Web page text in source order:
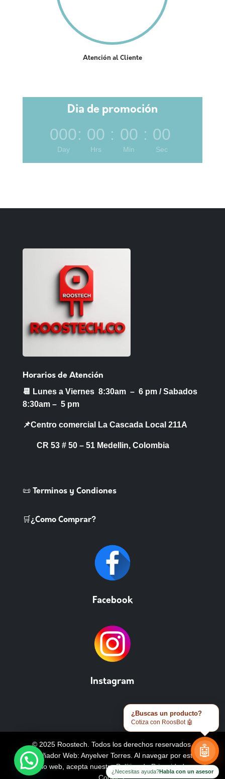
Atención al Cliente
Dia de promoción
000
Day
: 00
Hrs
: 00
Min
: 00
Sec
Horarios de Atención
📆 Lunes a Viernes 8:30am – 6 pm /Sabados
8:30am – 5 pm
📌Centro comercial La Cascada Local 211A
CR 53 # 50 – 51 Medellin, Colombia
📜 Terminos y Condiones
🛒¿Como Comprar?
Facebook
Instagram
© 2025 Roostech. Todos los derechos reservados.
Diseñador Web: Anyelver Torres . Al navegar por este
sitio web, acepta nuestraPolítica de Privacidad y
Cookies.
¿Buscas un producto?
Cotiza con RoosBot 🤖
🤖
¿Necesitas ayuda?Habla con un asesor